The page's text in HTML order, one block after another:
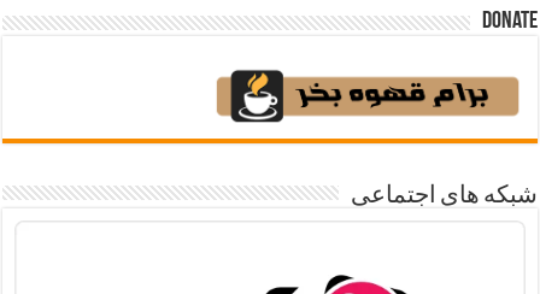
Donate
شبکه های اجتماعی